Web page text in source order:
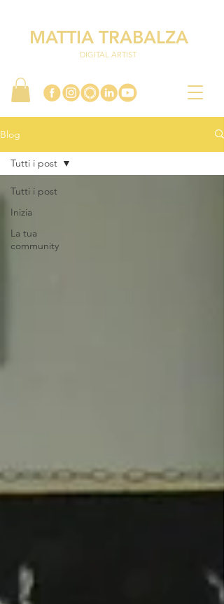
MATTIA TRABALZA
DIGITAL ARTIST
Blog
Tutti i post
Inizia
La tua
community
Tutti i post